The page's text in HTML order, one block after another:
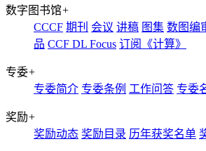
数字图书馆+
CCCF 期刊 会议 讲稿 图集 数图编
品 CCF DL Focus 订阅《计算》
专委+
专委简介 专委条例 工作问答 专委
奖励+
奖励动态 奖励目录 历年获奖名单